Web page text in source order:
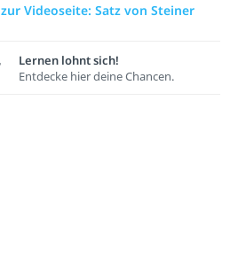
zur Videoseite: Satz von Steiner
Lernen lohnt sich!
Entdecke hier deine Chancen.